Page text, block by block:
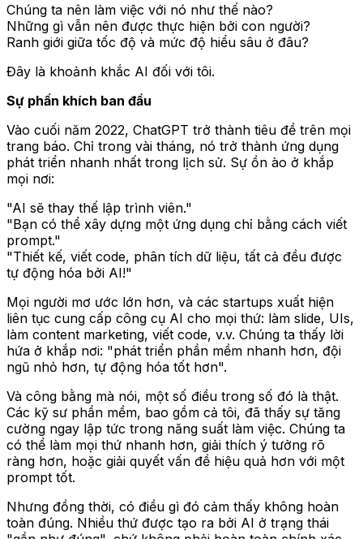
Chúng ta nên làm việc với nó như thế nào?
Những gì vẫn nên được thực hiện bởi con người?
Ranh giới giữa tốc độ và mức độ hiểu sâu ở đâu?
Đây là khoảnh khắc AI đối với tôi.
Sự phấn khích ban đầu
Vào cuối năm 2022, ChatGPT trở thành tiêu đề trên mọi
trang báo. Chỉ trong vài tháng, nó trở thành ứng dụng
phát triển nhanh nhất trong lịch sử. Sự ồn ào ở khắp
mọi nơi:
"AI sẽ thay thế lập trình viên."
"Bạn có thể xây dựng một ứng dụng chỉ bằng cách viết
prompt."
"Thiết kế, viết code, phân tích dữ liệu, tất cả đều được
tự động hóa bởi AI!"
Mọi người mơ ước lớn hơn, và các startups xuất hiện
liên tục cung cấp công cụ AI cho mọi thứ: làm slide, UIs,
làm content marketing, viết code, v.v. Chúng ta thấy lời
hứa ở khắp nơi: "phát triển phần mềm nhanh hơn, đội
ngũ nhỏ hơn, tự động hóa tốt hơn".
Và công bằng mà nói, một số điều trong số đó là thật.
Các kỹ sư phần mềm, bao gồm cả tôi, đã thấy sự tăng
cường ngay lập tức trong năng suất làm việc. Chúng ta
có thể làm mọi thứ nhanh hơn, giải thích ý tưởng rõ
ràng hơn, hoặc giải quyết vấn đề hiệu quả hơn với một
prompt tốt.
Nhưng đồng thời, có điều gì đó cảm thấy không hoàn
toàn đúng. Nhiều thứ được tạo ra bởi AI ở trạng thái